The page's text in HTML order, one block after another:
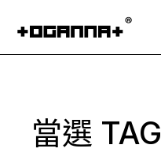
the
當選 TAG